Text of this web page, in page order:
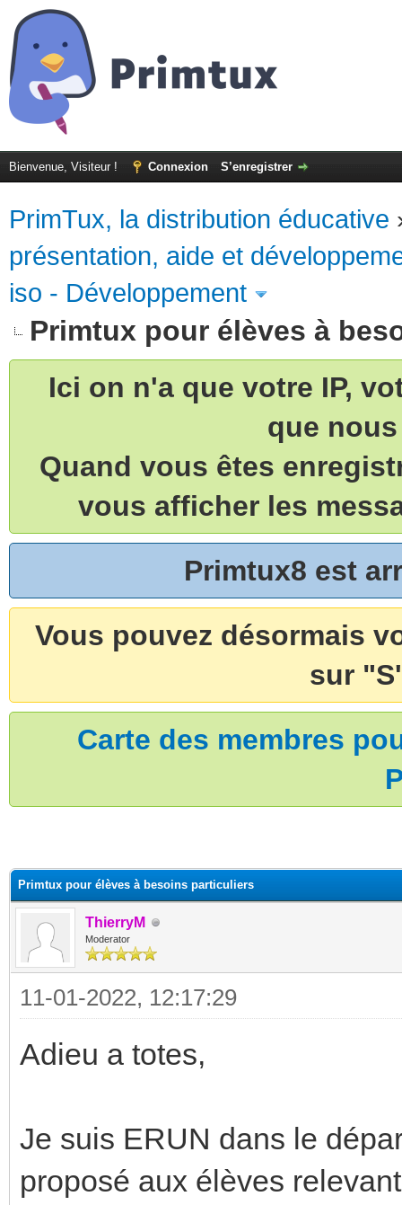
Bienvenue, Visiteur ! Connexion S’enregistrer
PrimTux, la distribution éducative
présentation, aide et
iso - Développement
Primtux pour élèves à
Ici on n'a que votre IP,
que
Quand vous êtes
vous afficher les
Primtux8 est
Vous pouvez désormais
sur
Carte des membres
Primtux pour élèves à besoins particuliers
ThierryM
Moderator
11-01-2022, 12:17:29
Adieu a totes,
Je suis ERUN dans le
proposé aux élèves